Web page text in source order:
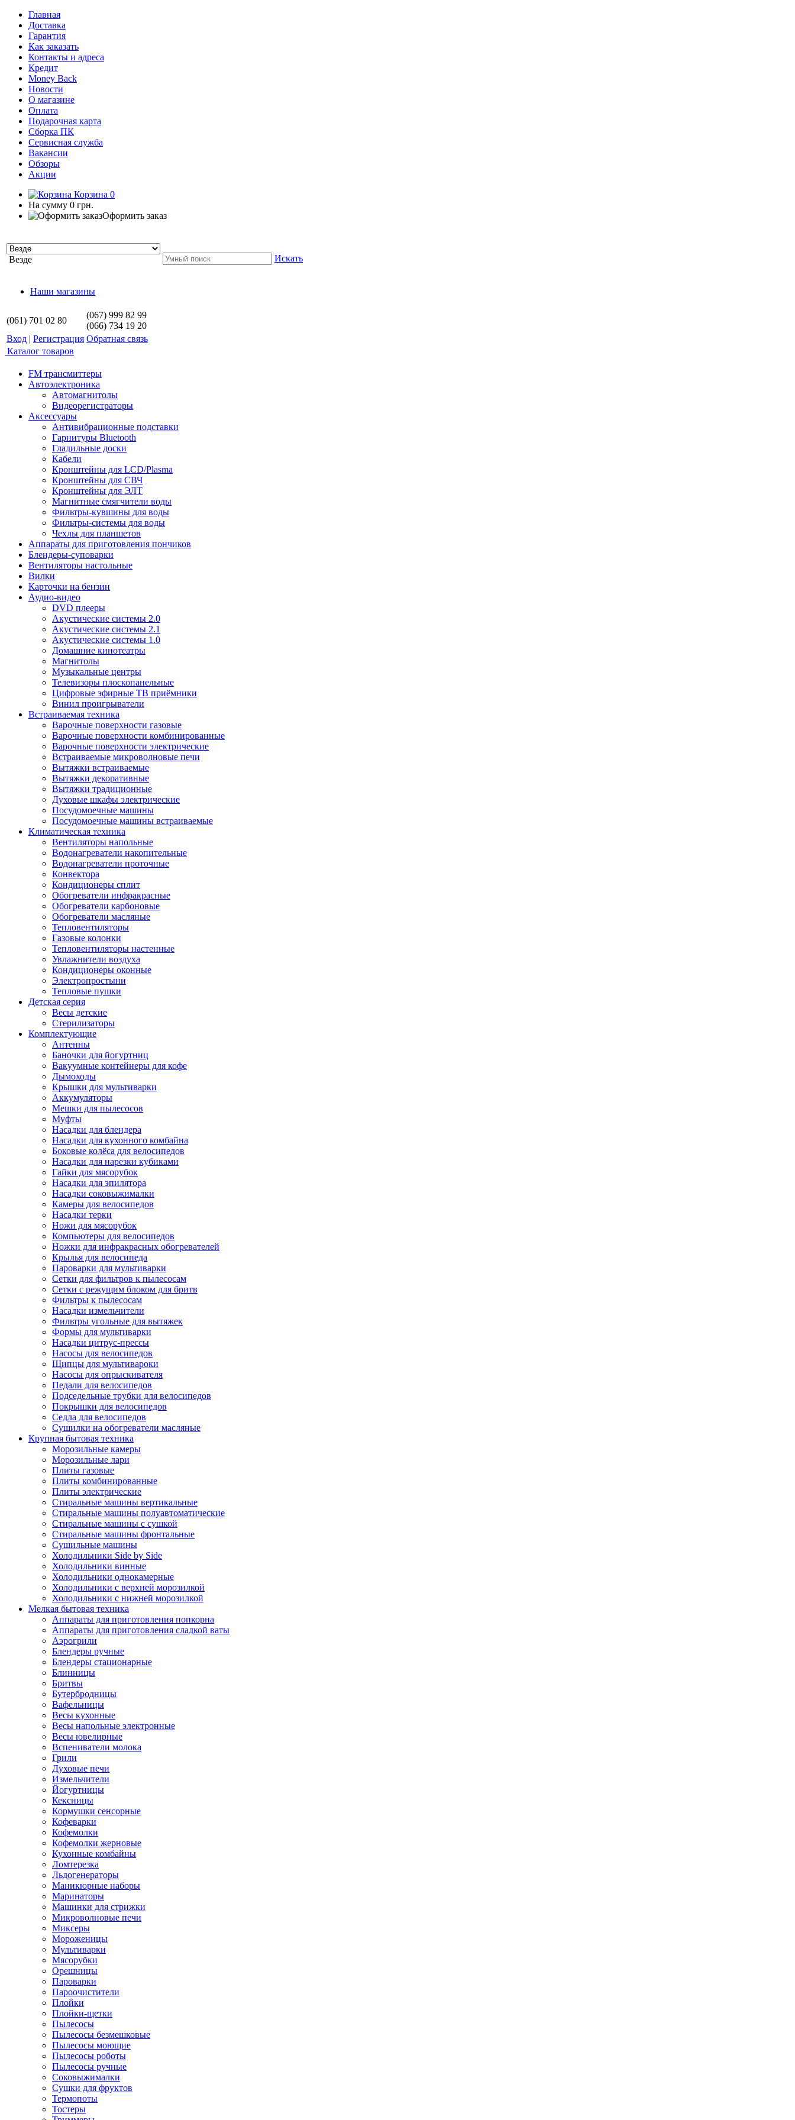
Главная
Доставка
Гарантия
Как заказать
Контакты и адреса
Кредит
Money Back
Новости
О магазине
Оплата
Подарочная карта
Сборка ПК
Сервисная служба
Вакансии
Обзоры
Акции
Корзина 0
На сумму 0 грн.
Оформить заказ
Везде Искать
Наши магазины
(061) 701 02 80
(067) 999 82 99
(066) 734 19 20
Вход | Регистрация Обратная связь
Каталог товаров
FM трансмиттеры
Автоэлектроника
Автомагнитолы
Видеорегистраторы
Аксессуары
Антивибрационные подставки
Гарнитуры Bluetooth
Гладильные доски
Кабели
Кронштейны для LCD/Plasma
Кронштейны для СВЧ
Кронштейны для ЭЛТ
Магнитные смягчители воды
Фильтры-кувшины для воды
Фильтры-системы для воды
Чехлы для планшетов
Аппараты для приготовления пончиков
Блендеры-суповарки
Вентиляторы настольные
Вилки
Карточки на бензин
Аудио-видео
DVD плееры
Акустические системы 2.0
Акустические системы 2.1
Акустические системы 1.0
Домашние кинотеатры
Магнитолы
Музыкальные центры
Телевизоры плоскопанельные
Цифровые эфирные ТВ приёмники
Винил проигрыватели
Встраиваемая техника
Варочные поверхности газовые
Варочные поверхности комбинированные
Варочные поверхности электрические
Встраиваемые микроволновые печи
Вытяжки встраиваемые
Вытяжки декоративные
Вытяжки традиционные
Духовые шкафы электрические
Посудомоечные машины
Посудомоечные машины встраиваемые
Климатическая техника
Вентиляторы напольные
Водонагреватели накопительные
Водонагреватели проточные
Конвектора
Кондиционеры сплит
Обогреватели инфракрасные
Обогреватели карбоновые
Обогреватели масляные
Тепловентиляторы
Газовые колонки
Тепловентиляторы настенные
Увлажнители воздуха
Кондиционеры оконные
Электропростыни
Тепловые пушки
Детская серия
Весы детские
Стерилизаторы
Комплектующие
Антенны
Баночки для йогуртниц
Вакуумные контейнеры для кофе
Дымоходы
Крышки для мультиварки
Аккумуляторы
Мешки для пылесосов
Муфты
Насадки для блендера
Насадки для кухонного комбайна
Боковые колёса для велосипедов
Насадки для нарезки кубиками
Гайки для мясорубок
Насадки для эпилятора
Насадки соковыжималки
Камеры для велосипедов
Насадки терки
Ножи для мясорубок
Компьютеры для велосипедов
Ножки для инфракрасных обогревателей
Крылья для велосипеда
Пароварки для мультиварки
Сетки для фильтров к пылесосам
Сетки с режущим блоком для бритв
Фильтры к пылесосам
Насадки измельчители
Фильтры угольные для вытяжек
Формы для мультиварки
Насадки цитрус-прессы
Насосы для велосипедов
Щипцы для мультивароки
Насосы для опрыскивателя
Педали для велосипедов
Подседельные трубки для велосипедов
Покрышки для велосипедов
Седла для велосипедов
Сушилки на обогреватели масляные
Крупная бытовая техника
Морозильные камеры
Морозильные лари
Плиты газовые
Плиты комбинированные
Плиты электрические
Стиральные машины вертикальные
Стиральные машины полуавтоматические
Стиральные машины с сушкой
Стиральные машины фронтальные
Сушильные машины
Холодильники Side by Side
Холодильники винные
Холодильники однокамерные
Холодильники с верхней морозилкой
Холодильники с нижней морозилкой
Мелкая бытовая техника
Аппараты для приготовления попкорна
Аппараты для приготовления сладкой ваты
Аэрогрили
Блендеры ручные
Блендеры стационарные
Блинницы
Бритвы
Бутербродницы
Вафельницы
Весы кухонные
Весы напольные электронные
Весы ювелирные
Вспениватели молока
Грили
Духовые печи
Измельчители
Йогуртницы
Кексницы
Кормушки сенсорные
Кофеварки
Кофемолки
Кофемолки жерновые
Кухонные комбайны
Ломтерезка
Льдогенераторы
Маникюрные наборы
Маринаторы
Машинки для стрижки
Микроволновые печи
Миксеры
Мороженицы
Мультиварки
Мясорубки
Орешницы
Пароварки
Пароочистители
Плойки
Плойки-щетки
Пылесосы
Пылесосы безмешковые
Пылесосы моющие
Пылесосы роботы
Пылесосы ручные
Соковыжималки
Сушки для фруктов
Термопоты
Тостеры